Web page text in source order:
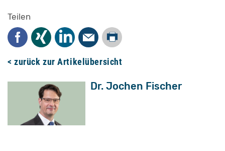
Teilen
Facebook
Xing LinkedInMail
Drucken
< zurück zur Artikelübersicht
Dr. Jochen Fischer